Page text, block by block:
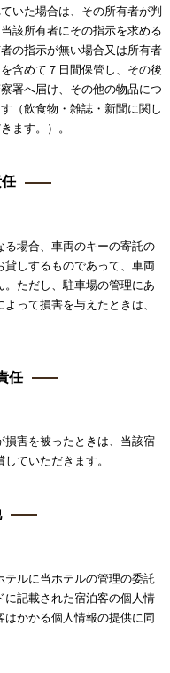
いた場合は、その所有者が判
該所有者にその指示を求める
の指示が無い場合又は所有者
含めて７日間保管し、その後
署へ届け、その他の物品につ
（飲食物・雑誌・新聞に関し
ます。）。
場合、車両のキーの寄託の
しするものであって、車両
ただし、駐車場の管理にあ
って損害を与えたときは、
任
害を被ったときは、当該宿
ていただきます。
ルに当ホテルの管理の委託
に記載された宿泊客の個人情
かかる個人情報の提供に同